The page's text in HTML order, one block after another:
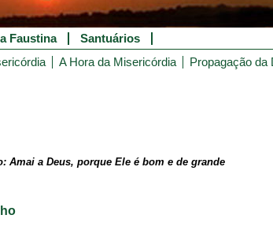
Faustina
Santuários
A Hora da Misericórdia Propagação da
Amai a Deus, porque Ele é bom e de grande